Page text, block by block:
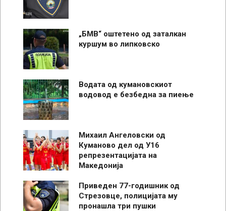
„БМВ“ оштетено од заталкан
куршум во липковско
Водата од кумановскиот
водовод е безбедна за пиење
Михаил Ангеловски од
Куманово дел од У16
репрезентацијата на
Македонија
Приведен 77-годишник од
Стрезовце, полицијата му
пронашла три пушки